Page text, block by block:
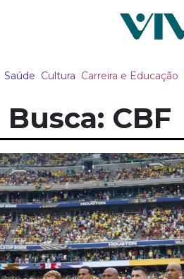
Saúde Cultura Carreira e Educação
Busca: CBF